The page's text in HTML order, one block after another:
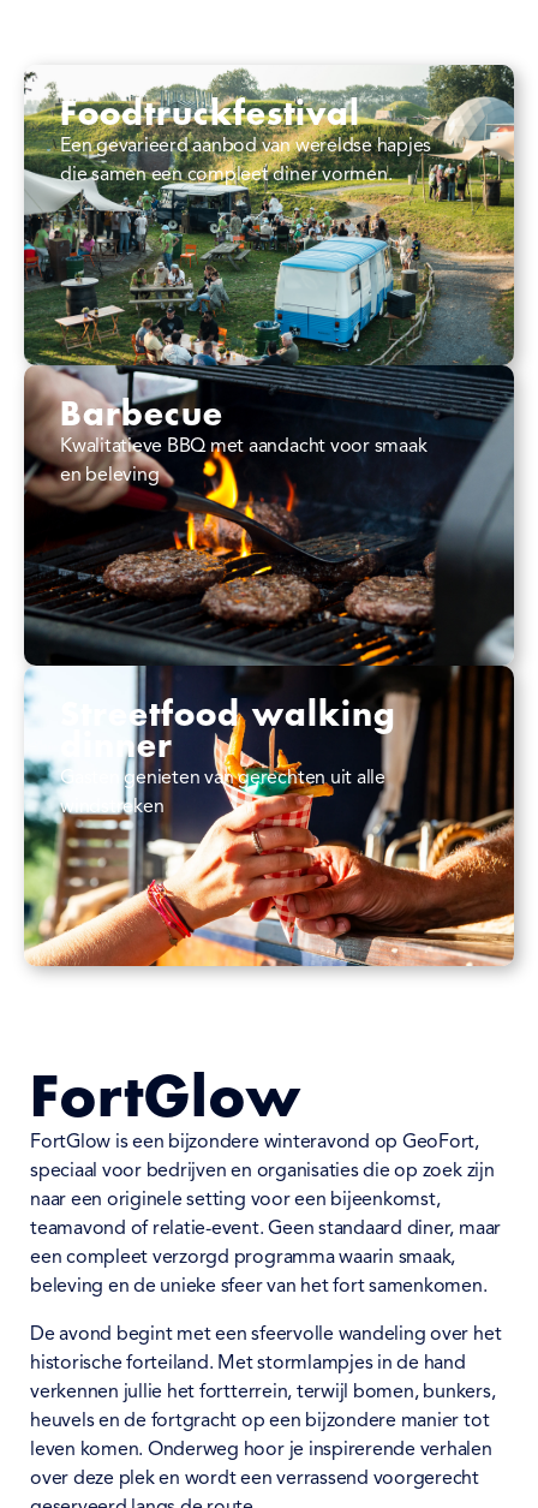
Foodtruckfestival
Een gevarieerd aanbod van wereldse hapjes
die samen een compleet diner vormen.
Barbecue
Kwalitatieve BBQ met aandacht voor smaak
en beleving
Streetfood walking
dinner
Gasten genieten van gerechten uit alle
windstreken
FortGlow
FortGlow is een bijzondere winteravond op GeoFort,
speciaal voor bedrijven en organisaties die op zoek zijn
naar een originele setting voor een bijeenkomst,
teamavond of relatie-event. Geen standaard diner, maar
een compleet verzorgd programma waarin smaak,
beleving en de unieke sfeer van het fort samenkomen.
De avond begint met een sfeervolle wandeling over het
historische forteiland. Met stormlampjes in de hand
verkennen jullie het fortterrein, terwijl bomen, bunkers,
heuvels en de fortgracht op een bijzondere manier tot
leven komen. Onderweg hoor je inspirerende verhalen
over deze plek en wordt een verrassend voorgerecht